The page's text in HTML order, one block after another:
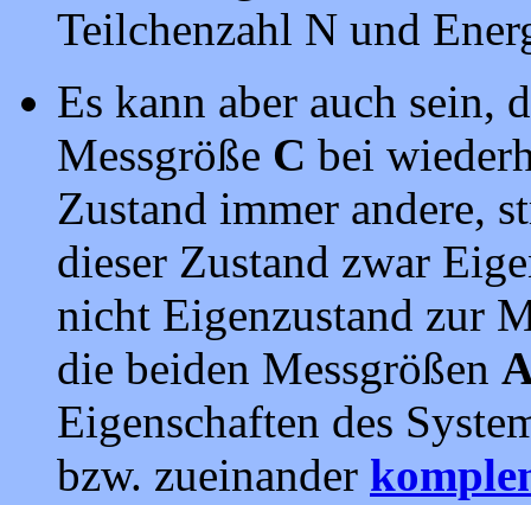
Teilchenzahl N und
Es kann aber auch sein,
Messgröße C bei
Zustand immer andere,
dieser Zustand zwar
nicht Eigenzustand zur
die beiden Messgrößen
Eigenschaften des
bzw. zueinander